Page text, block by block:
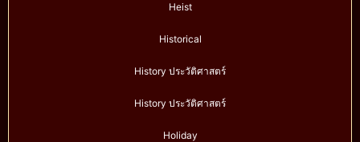
Heist
Historical
History ประวัติศาสตร์
History ประวัติศาสตร์
Holiday